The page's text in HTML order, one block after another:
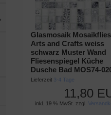
Glasmosaik
Arts and Crafts weiss
schwarz Muster Wand
Fliesenspiegel Küche
Dusche Bad MOS74-
Lieferzeit 3-4 Tage
11,80
inkl. 19 % MwSt. zzgl.